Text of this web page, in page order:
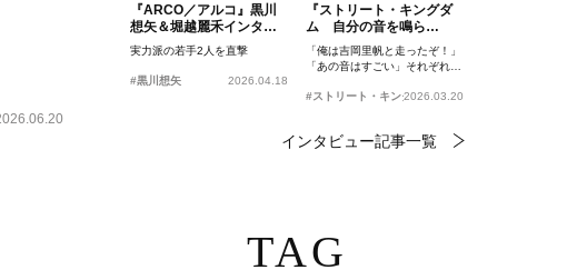
『ARCO／アルコ』黒川
想矢＆堀越麗禾インタビ
ュー
実力派の若手2人を直撃
#黒川想矢 2026.04.18
『ストリート・キングダ
ム 自分の音を鳴ら
せ。』峯田和伸、若葉竜
也、吉岡里帆インタビュ
ー
「俺は吉岡里帆と走ったぞ！」
「あの音はすごい」それぞれの
#ストリート・キングダム 自分の音を鳴らせ。
2026.03.20
インタビュー記事一覧
TAG